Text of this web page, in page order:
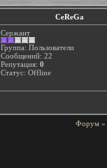
СeReGa
Сержант
Группа: Пользователи
Сообщений: 22
Репутация: 0
Статус: Offline
Форум »